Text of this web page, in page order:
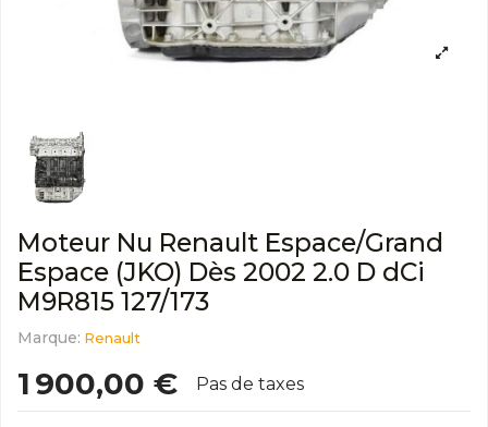
Moteur Nu Renault Espace/Grand
Espace (JKO) Dès 2002 2.0 D dCi
M9R815 127/173
Marque: Renault
1 900,00 € Pas de taxes